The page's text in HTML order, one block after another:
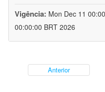
Vigência: Mon Dec 11
00:00:00 BRT 2026
Anterior